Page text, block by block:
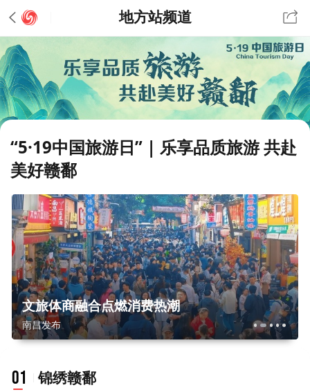
地方站频道
“5·19中国旅游日” | 乐享品质旅游 共赴
美好赣鄱
文旅体商融合点燃消费热潮
南昌发布
01 锦绣赣鄱